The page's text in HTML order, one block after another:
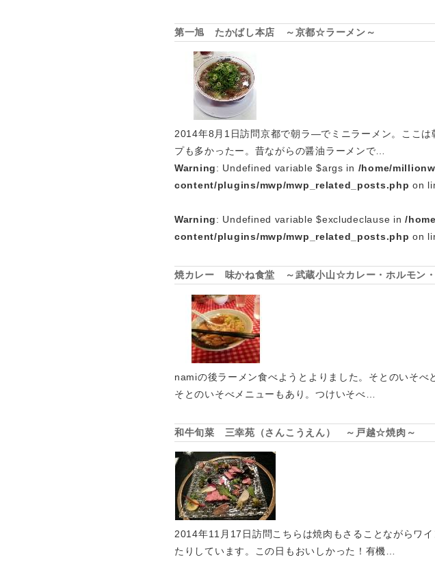
第一旭 たかばし本店 ～京都☆ラーメン～
2014年8月1日訪問京都で朝ラ―でミニラーメン。ここ
プも多かったー。昔ながらの醤油ラーメンで…
Warning: Undefined variable $args in /home/
content/plugins/mwp/mwp_related_posts.php on
Warning: Undefined variable $excludeclause in/
content/plugins/mwp/mwp_related_posts.php on
焼カレー 味かね食堂 ～武蔵小山☆カレー・ホルモン・
namiの後ラーメン食べようとよりました。そとのいそ
そとのいそべメニューもあり。つけいそべ…
和牛旬菜 三幸苑（さんこうえん） ～戸越☆焼肉～
2014年11月17日訪問こちらは焼肉もさることながらワ
たりしています。この日もおいしかった！有機…